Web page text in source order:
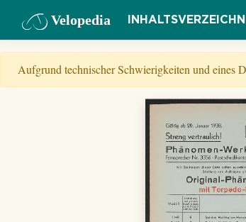
Velopedia
Aufgrund technischer Schwierigkeiten und eines